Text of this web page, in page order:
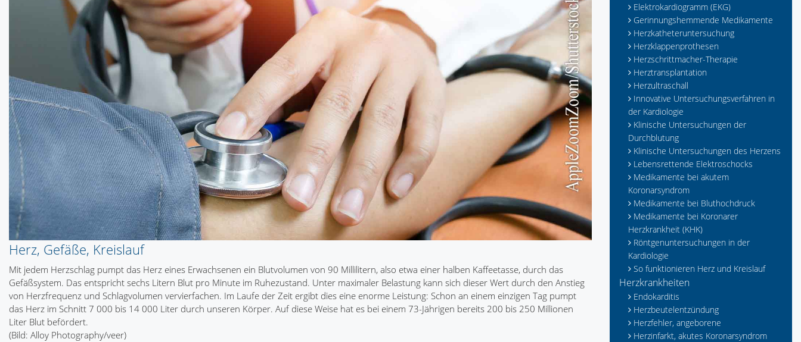
Herz, Gefäße, Kreislauf
Mit jedem Herzschlag pumpt das Herz eines Erwachsenen ein Blutvolumen von 90 Millilitern, also etwa einer halben Kaffeetasse, durch das
Gefäßsystem. Das entspricht sechs Litern Blut pro Minute im Ruhezustand. Unter maximaler Belastung kann sich dieser Wert durch den Anstieg
von Herzfrequenz und Schlagvolumen vervierfachen. Im Laufe der Zeit ergibt dies eine enorme Leistung: Schon an einem einzigen Tag pumpt
das Herz im Schnitt 7 000 bis 14 000 Liter durch unseren Körper. Auf diese Weise hat es bei einem 73-Jährigen bereits 200 bis 250 Millionen
Liter Blut befördert.
(Bild: Alloy Photography/veer)
Elektrokardiogramm (EKG)
Gerinnungshemmende Medikamente
Herzkatheteruntersuchung
Herzklappenprothesen
Herzschrittmacher-Therapie
Herztransplantation
Herzultraschall
Innovative Untersuchungsverfahren in
der Kardiologie
Klinische Untersuchungen der
Durchblutung
Klinische Untersuchungen des Herzens
Lebensrettende Elektroschocks
Medikamente bei akutem
Koronarsyndrom
Medikamente bei Bluthochdruck
Medikamente bei Koronarer
Herzkrankheit (KHK)
Röntgenuntersuchungen in der
Kardiologie
So funktionieren Herz und Kreislauf
Herzkrankheiten
Endokarditis
Herzbeutelentzündung
Herzfehler, angeborene
Herzinfarkt, akutes Koronarsyndrom